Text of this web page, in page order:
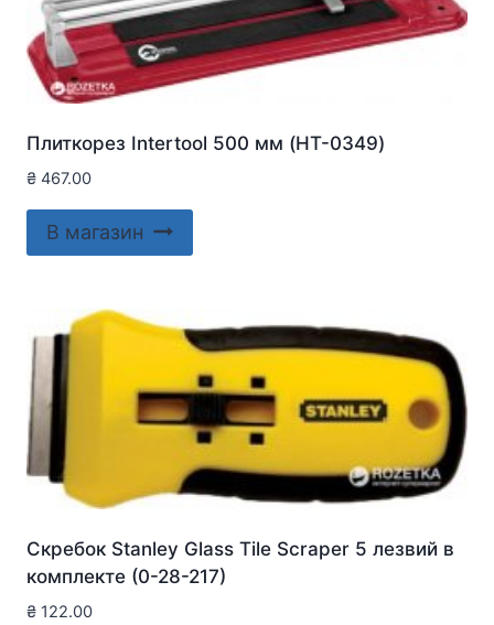
Плиткорез Intertool 500 мм (HT-0349)
₴ 467.00
В магазин
Скребок Stanley Glass Tile Scraper 5 лезвий в
комплекте (0-28-217)
₴ 122.00